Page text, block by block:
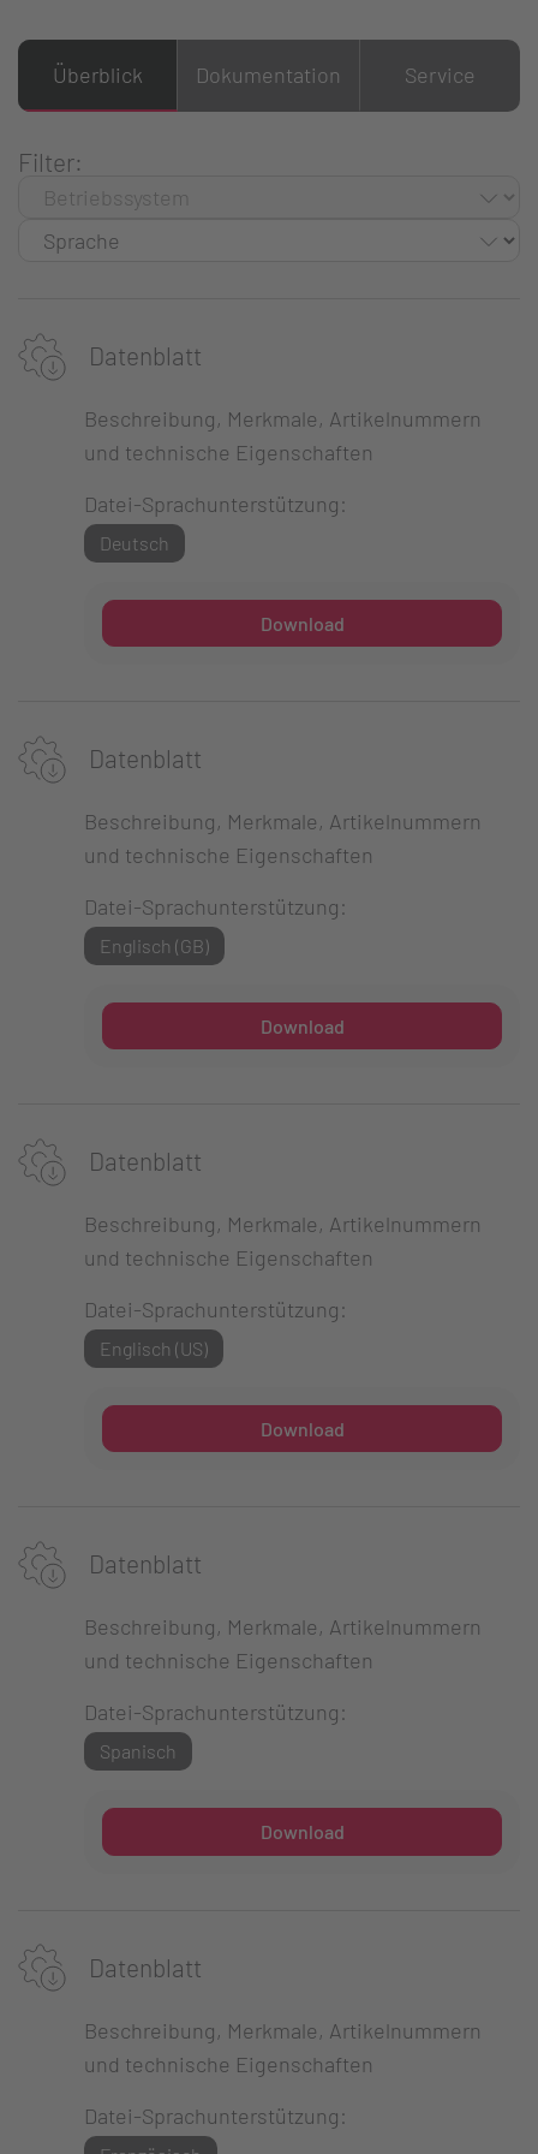
Überblick Dokumentation Service
Filter:
Datenblatt
Beschreibung, Merkmale, Artikelnummern
und technische Eigenschaften
Datei-Sprachunterstützung:
Deutsch
Download
Datenblatt
Beschreibung, Merkmale, Artikelnummern
und technische Eigenschaften
Datei-Sprachunterstützung:
Englisch (GB)
Download
Datenblatt
Beschreibung, Merkmale, Artikelnummern
und technische Eigenschaften
Datei-Sprachunterstützung:
Englisch (US)
Download
Datenblatt
Beschreibung, Merkmale, Artikelnummern
und technische Eigenschaften
Datei-Sprachunterstützung:
Spanisch
Download
Datenblatt
Beschreibung, Merkmale, Artikelnummern
und technische Eigenschaften
Datei-Sprachunterstützung: